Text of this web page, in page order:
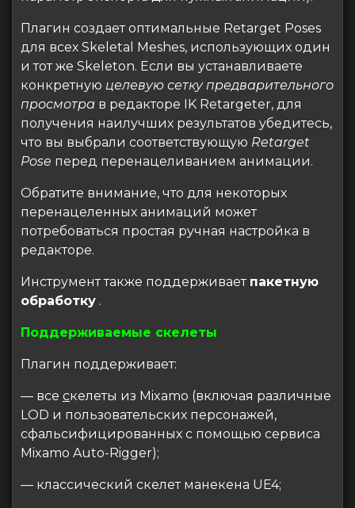
Плагин создает оптимальные Retarget Poses
для всех Skeletal Meshes, использующих один
и тот же Skeleton. Если вы устанавливаете
конкретную целевую сетку предварительного
просмотра в редакторе IK Retargeter, для
получения наилучших результатов убедитесь,
что вы выбрали соответствующую Retarget
Pose перед перенацеливанием анимации.
Обратите внимание, что для некоторых
перенацеленных анимаций может
потребоваться простая ручная настройка в
редакторе.
Инструмент также поддерживает пакетную
обработку .
Поддерживаемые скелеты
Плагин поддерживает:
— все скелеты из Mixamo (включая различные
LOD и пользовательских персонажей,
сфальсифицированных с помощью сервиса
Mixamo Auto-Rigger);
— классический скелет манекена UE4;